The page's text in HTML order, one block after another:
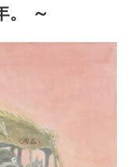
。 ～